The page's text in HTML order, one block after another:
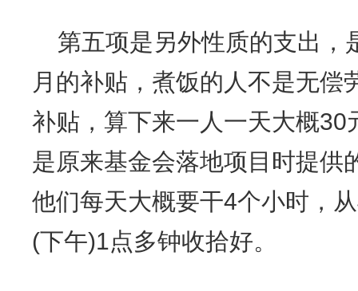
第五项是另外性质的支出，
月的补贴，煮饭的人不是无偿
补贴，算下来一人一天大概30
是原来基金会落地项目时提供
他们每天大概要干4个小时，
(下午)1点多钟收拾好。